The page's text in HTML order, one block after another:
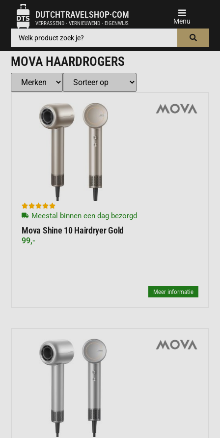
DUTCHTRAVELSHOP·COM
VERRASSEND · VERNIEUWEND · EIGENWIJS
MOVA HAARDROGERS

Meestal binnen een dag bezorgd
Mova Shine 10 Hairdryer Gold
99,-
Meer informatie